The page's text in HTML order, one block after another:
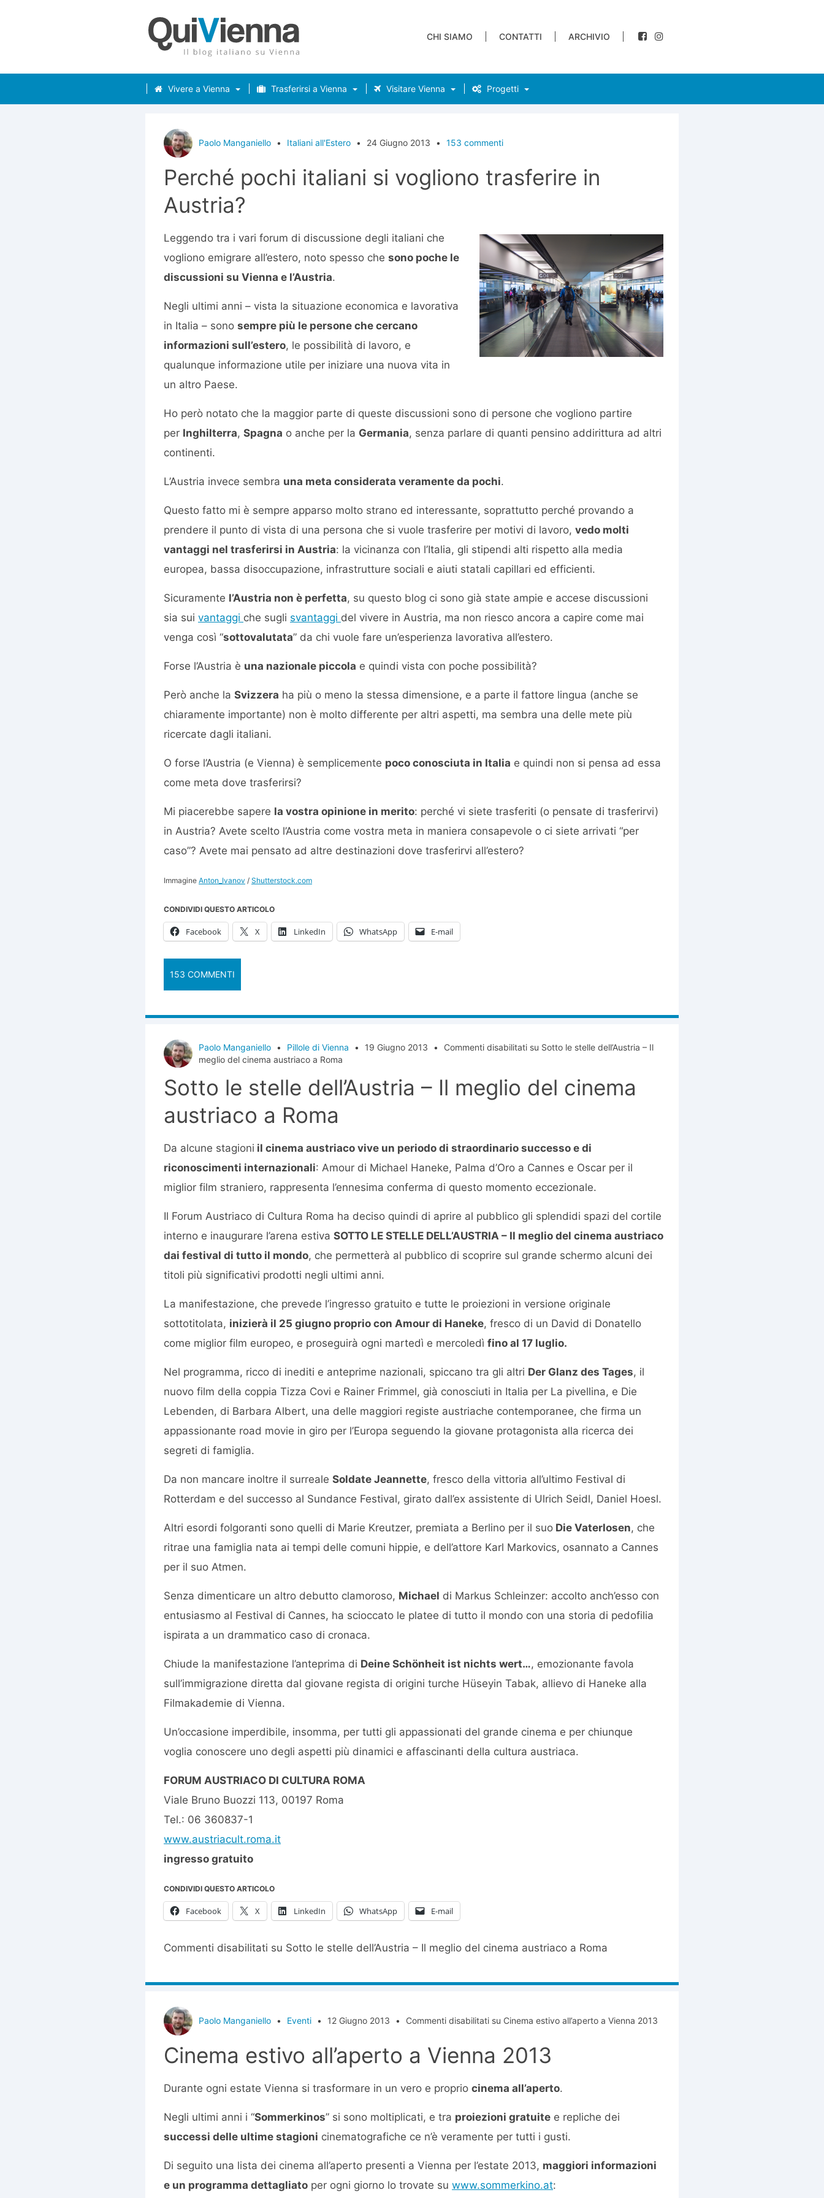
CHI SIAMO CONTATTI ARCHIVIO
Vivere a Vienna Trasferirsi a Vienna Visitare Vienna Progetti
Paolo Manganiello • Italiani all'Estero • 24 Giugno 2013 • 153 commenti
Perché pochi italiani si vogliono trasferire in
Austria?
Leggendo tra i vari forum di discussione degli italiani che
vogliono emigrare all’estero, noto spesso che sono poche le
discussioni su Vienna e l’Austria.
Negli ultimi anni – vista la situazione economica e lavorativa
in Italia – sono sempre più le persone che cercano
informazioni sull’estero, le possibilità di lavoro, e
qualunque informazione utile per iniziare una nuova vita in
un altro Paese.
Ho però notato che la maggior parte di queste discussioni sono di persone che vogliono partire
per Inghilterra, Spagna o anche per la Germania, senza parlare di quanti pensino addirittura ad altri
continenti.
L’Austria invece sembra una meta considerata veramente da pochi.
Questo fatto mi è sempre apparso molto strano ed interessante, soprattutto perché provando a
prendere il punto di vista di una persona che si vuole trasferire per motivi di lavoro, vedo molti
vantaggi nel trasferirsi in Austria: la vicinanza con l’Italia, gli stipendi alti rispetto alla media
europea, bassa disoccupazione, infrastrutture sociali e aiuti statali capillari ed efficienti.
Sicuramente l’Austria non è perfetta, su questo blog ci sono già state ampie e accese discussioni
sia sui vantaggi che sugli svantaggi del vivere in Austria, ma non riesco ancora a capire come mai
venga così “sottovalutata” da chi vuole fare un’esperienza lavorativa all’estero.
Forse l’Austria è una nazionale piccola e quindi vista con poche possibilità?
Però anche la Svizzera ha più o meno la stessa dimensione, e a parte il fattore lingua (anche se
chiaramente importante) non è molto differente per altri aspetti, ma sembra una delle mete più
ricercate dagli italiani.
O forse l’Austria (e Vienna) è semplicemente poco conosciuta in Italia e quindi non si pensa ad essa
come meta dove trasferirsi?
Mi piacerebbe sapere la vostra opinione in merito: perché vi siete trasferiti (o pensate di trasferirvi)
in Austria? Avete scelto l’Austria come vostra meta in maniera consapevole o ci siete arrivati “per
caso”? Avete mai pensato ad altre destinazioni dove trasferirvi all’estero?
Immagine Anton_Ivanov / Shutterstock.com
CONDIVIDI QUESTO ARTICOLO
Facebook X LinkedIn WhatsApp E-mail
153 COMMENTI
Paolo Manganiello • Pillole di Vienna • 19 Giugno 2013 • Commenti disabilitatisu Sotto le stelle dell’Austria – Il
meglio del cinema austriaco a Roma
Sotto le stelle dell’Austria – Il meglio del cinema
austriaco a Roma
Da alcune stagioni il cinema austriaco vive un periodo di straordinario successo e di
riconoscimenti internazionali: Amour di Michael Haneke, Palma d’Oro a Cannes e Oscar per il
miglior film straniero, rappresenta l’ennesima conferma di questo momento eccezionale.
Il Forum Austriaco di Cultura Roma ha deciso quindi di aprire al pubblico gli splendidi spazi del cortile
interno e inaugurare l’arena estiva SOTTO LE STELLE DELL’AUSTRIA – Il meglio del cinema austriaco
dai festival di tutto il mondo, che permetterà al pubblico di scoprire sul grande schermo alcuni dei
titoli più significativi prodotti negli ultimi anni.
La manifestazione, che prevede l’ingresso gratuito e tutte le proiezioni in versione originale
sottotitolata, inizierà il 25 giugno proprio con Amour di Haneke, fresco di un David di Donatello
come miglior film europeo, e proseguirà ogni martedì e mercoledì fino al 17 luglio.
Nel programma, ricco di inediti e anteprime nazionali, spiccano tra gli altri Der Glanz des Tages, il
nuovo film della coppia Tizza Covi e Rainer Frimmel, già conosciuti in Italia per La pivellina, e Die
Lebenden, di Barbara Albert, una delle maggiori registe austriache contemporanee, che firma un
appassionante road movie in giro per l’Europa seguendo la giovane protagonista alla ricerca dei
segreti di famiglia.
Da non mancare inoltre il surreale Soldate Jeannette, fresco della vittoria all’ultimo Festival di
Rotterdam e del successo al Sundance Festival, girato dall’ex assistente di Ulrich Seidl, Daniel Hoesl.
Altri esordi folgoranti sono quelli di Marie Kreutzer, premiata a Berlino per il suo Die Vaterlosen, che
ritrae una famiglia nata ai tempi delle comuni hippie, e dell’attore Karl Markovics, osannato a Cannes
per il suo Atmen.
Senza dimenticare un altro debutto clamoroso, Michael di Markus Schleinzer: accolto anch’esso con
entusiasmo al Festival di Cannes, ha scioccato le platee di tutto il mondo con una storia di pedofilia
ispirata a un drammatico caso di cronaca.
Chiude la manifestazione l’anteprima di Deine Schönheit ist nichts wert…, emozionante favola
sull’immigrazione diretta dal giovane regista di origini turche Hüseyin Tabak, allievo di Haneke alla
Filmakademie di Vienna.
Un’occasione imperdibile, insomma, per tutti gli appassionati del grande cinema e per chiunque
voglia conoscere uno degli aspetti più dinamici e affascinanti della cultura austriaca.
FORUM AUSTRIACO DI CULTURA ROMA
Viale Bruno Buozzi 113, 00197 Roma
Tel.: 06 360837-1
www.austriacult.roma.it
ingresso gratuito
CONDIVIDI QUESTO ARTICOLO
Facebook X LinkedIn WhatsApp E-mail
Commenti disabilitati su Sotto le stelle dell’Austria – Il meglio del cinema austriaco a Roma
Paolo Manganiello • Eventi • 12 Giugno 2013 • Commenti disabilitatisu Cinema estivo all’aperto a Vienna 2013
Cinema estivo all’aperto a Vienna 2013
Durante ogni estate Vienna si trasformare in un vero e proprio cinema all’aperto.
Negli ultimi anni i “Sommerkinos” si sono moltiplicati, e tra proiezioni gratuite e repliche dei
successi delle ultime stagioni cinematografiche ce n’è veramente per tutti i gusti.
Di seguito una lista dei cinema all’aperto presenti a Vienna per l’estate 2013, maggiori informazioni
e un programma dettagliato per ogni giorno lo trovate su www.sommerkino.at: